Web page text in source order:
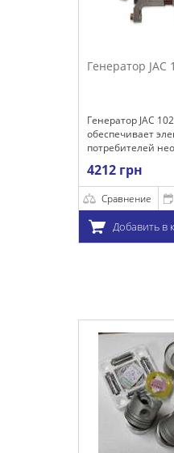
Генератор JAC 1020
обеспечивает электрических
потребителей необходимым
стабильной их работы, а
также зарядки акумулятора.
В Рассрочку
Добавить в корзину